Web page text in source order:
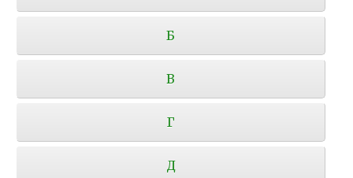
Б
В
Г
Д